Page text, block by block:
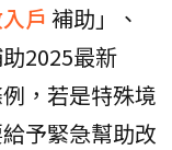
戶 補助」、
2025最新
，若是特殊境
予緊急幫助改